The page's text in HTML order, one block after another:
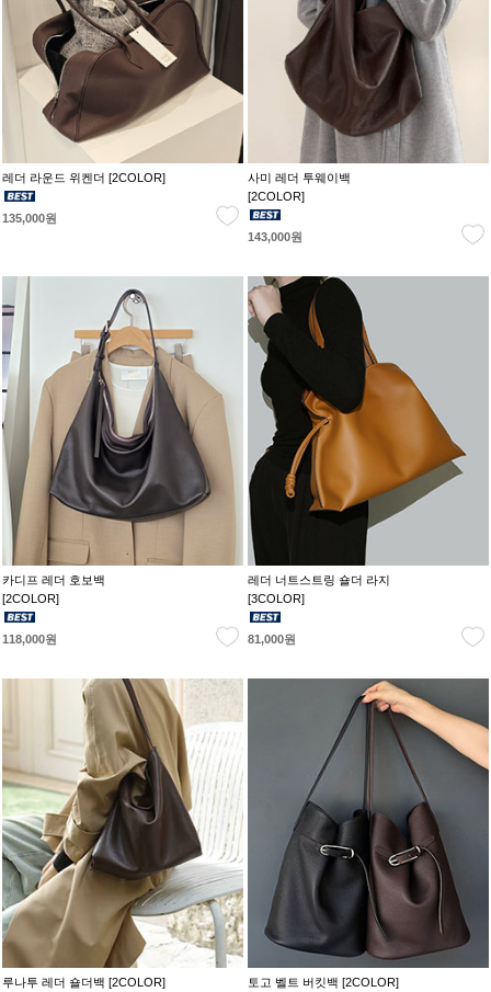
레더 라운드 위켄더 [2COLOR]
135,000원
사미 레더 투웨이백
[2COLOR]
143,000원
카디프 레더 호보백
[2COLOR]
118,000원
레더 너트스트링 숄더 라지
[3COLOR]
81,000원
루나투 레더 숄더백 [2COLOR] 토고 벨트 버킷백 [2COLOR]